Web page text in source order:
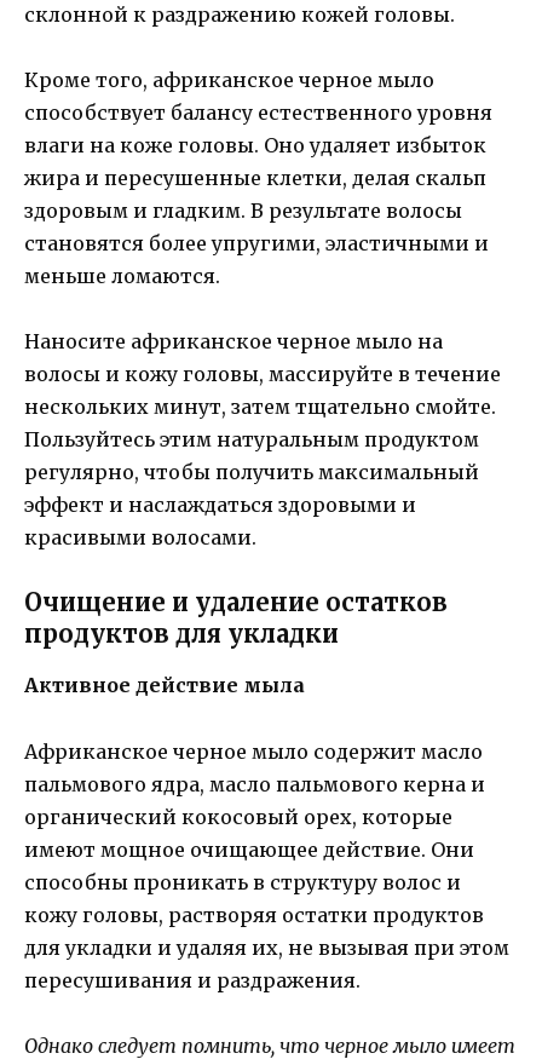
склонной к раздражению кожей головы.
Кроме того, африканское черное мыло
способствует балансу естественного уровня
влаги на коже головы. Оно удаляет избыток
жира и пересушенные клетки, делая скальп
здоровым и гладким. В результате волосы
становятся более упругими, эластичными и
меньше ломаются.
Наносите африканское черное мыло на
волосы и кожу головы, массируйте в течение
нескольких минут, затем тщательно смойте.
Пользуйтесь этим натуральным продуктом
регулярно, чтобы получить максимальный
эффект и наслаждаться здоровыми и
красивыми волосами.
Очищение и удаление остатков
продуктов для укладки
Активное действие мыла
Африканское черное мыло содержит масло
пальмового ядра, масло пальмового керна и
органический кокосовый орех, которые
имеют мощное очищающее действие. Они
способны проникать в структуру волос и
кожу головы, растворяя остатки продуктов
для укладки и удаляя их, не вызывая при этом
пересушивания и раздражения.
Однако следует помнить, что черное мыло имеет